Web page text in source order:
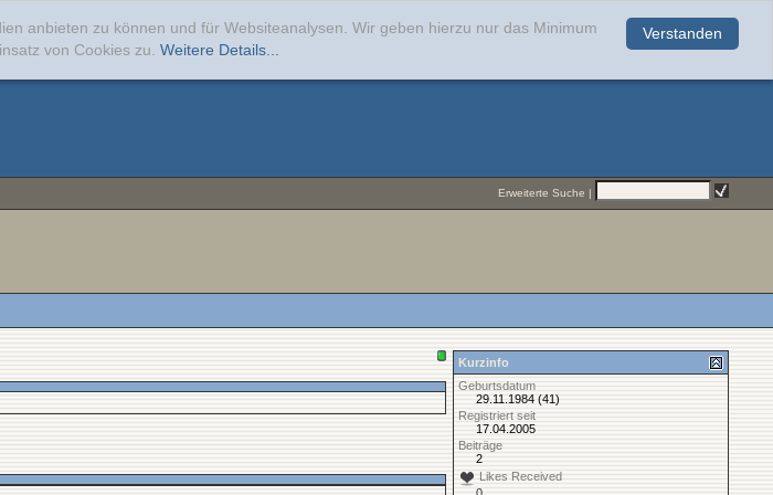
Verstanden
anbieten zu können und für Websiteanalysen. Wir geben hierzu nur das Minimum
von Cookies zu. Weitere Details...
Erweiterte Suche |
Kurzinfo
Geburtsdatum
29.11.1984 (41)
Registriert seit
17.04.2005
Beiträge
2
Likes Received